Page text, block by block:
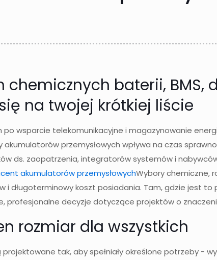
chemicznych baterii, BMS,
na twojej krótkiej liście
po wsparcie telekomunikacyjne i magazynowanie
przemysłowych wpływa na czas
ds. zaopatrzenia, integratorów systemów i
akumulatorów przemysłowychWybory chemiczne,
długoterminowy koszt posiadania. Tam, gdzie jest
profesjonalne decyzje dotyczące projektów o
rozmiar dla wszystkich
tak, aby spełniały określone potrzeby -